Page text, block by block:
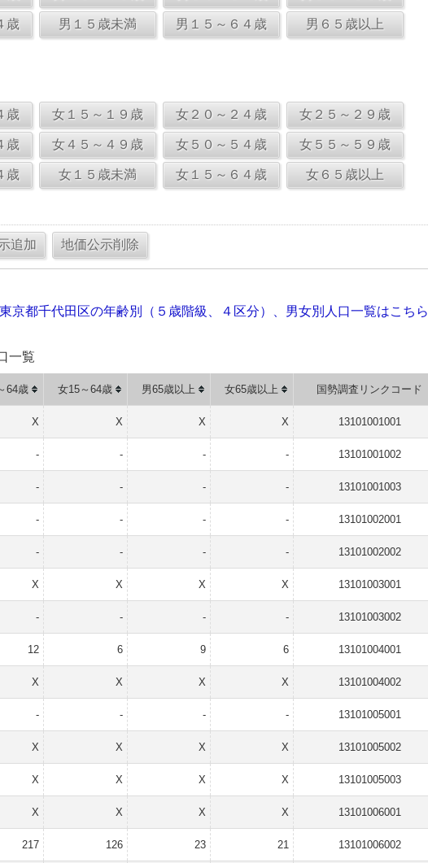
京都千代田区の年齢別（５歳階級、４区分）、男女別人口一覧はこちら
一覧
64歳 女15～64歳 男65歳以上 女65歳以上 国勢調査リンクコード
X X X X 13101001001
- - - - 13101001002
- - - - 13101001003
- - - - 13101002001
- - - - 13101002002
X X X X 13101003001
- - - - 13101003002
12 6 9 6 13101004001
X X X X 13101004002
- - - - 13101005001
X X X X 13101005002
X X X X 13101005003
X X X X 13101006001
217 126 23 21 13101006002